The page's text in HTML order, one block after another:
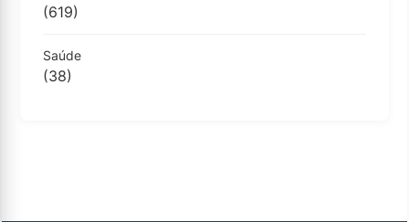
(619)
Saúde
(38)